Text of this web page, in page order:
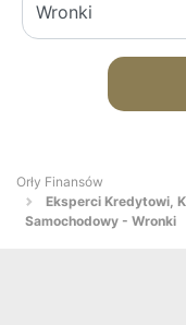
Orły Finansów
Eksperci Kredytowi,
Samochodowy - Wronki